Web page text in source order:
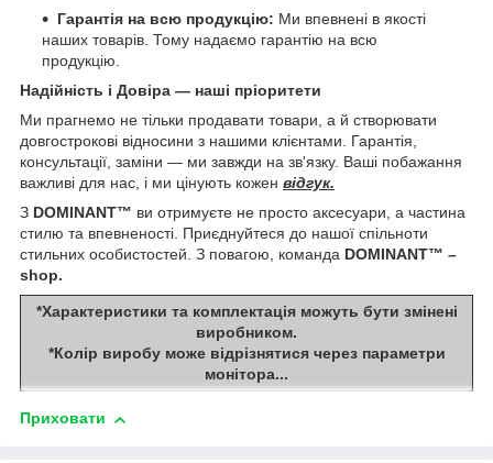
Гарантія на всю продукцію: Ми впевнені в якості
наших товарів. Тому надаємо гарантію на всю
продукцію.
Надійність і Довіра — наші пріоритети
Ми прагнемо не тільки продавати товари, а й створювати
довгострокові відносини з нашими клієнтами. Гарантія,
консультації, заміни — ми завжди на зв'язку. Ваші побажання
важливі для нас, і ми цінують кожен відгук.
З DOMINANT™ ви отримуєте не просто аксесуари, а частина
стилю та впевненості. Приєднуйтеся до нашої спільноти
стильних особистостей. З повагою, команда DOMINANT™ –
shop.
*Характеристики та комплектація можуть бути змінені
виробником.
*Колір виробу може відрізнятися через параметри
монітора...
Приховати